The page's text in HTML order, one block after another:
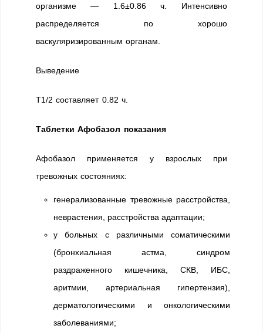
организме — 1.6±0.86 ч. Интенсивно
распределяется по хорошо
васкуляризированным органам.
Выведение
T1/2 составляет 0.82 ч.
Таблетки Афобазол показания
Афобазол применяется у взрослых при
тревожных состояниях:
генерализованные тревожные расстройства,
неврастения, расстройства адаптации;
у больных с различными соматическими
(бронхиальная астма, синдром
раздраженного кишечника, СКВ, ИБС,
аритмии, артериальная гипертензия),
дерматологическими и онкологическими
заболеваниями;